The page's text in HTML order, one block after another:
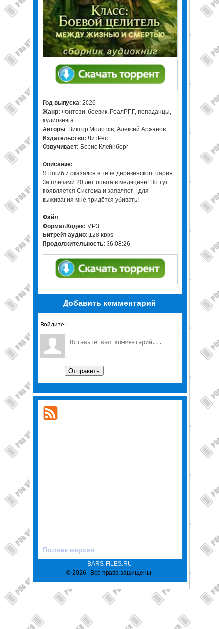
Год выпуска: 2026
Жанр: Фэнтези, боевик, РеалРПГ, попаданцы,
аудиокнига
Авторы: Виктор Молотов, Алексей Аржанов
Издательство: ЛитРес
Озвучивает: Борис Клейнберг
Описание:
Я погиб и оказался в теле деревенского парня.
За плечами 20 лет опыта в медицине! Но тут
появляется Система и заявляет - для
выживания мне придётся убивать!
Файл
Формат/Кодек: МР3
Битрейт аудио: 128 kbps
Продолжительность: 36:08:26
Добавить комментарий
Войдите:
Отправить
Полная версия
BARS-FILES.RU
© 2026 | Все права защищены.